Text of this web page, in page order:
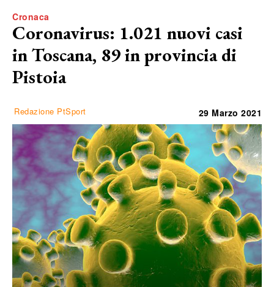
Cronaca
Coronavirus: 1.021 nuovi casi
in Toscana, 89 in provincia di
Pistoia
Redazione PtSport 29 Marzo 2021